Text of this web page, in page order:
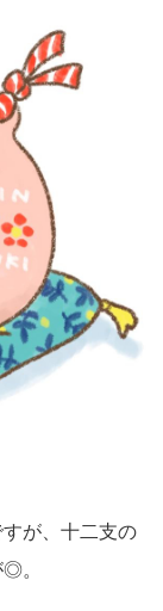
が、十二支の
。